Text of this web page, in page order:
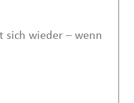
sich wieder – wenn